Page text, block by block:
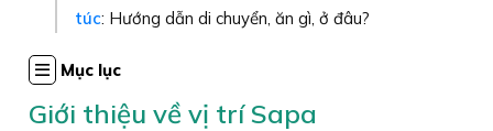
túc: Hướng dẫn di chuyển, ăn gì, ở đâu?
Mục lục
Giới thiệu về vị trí Sapa